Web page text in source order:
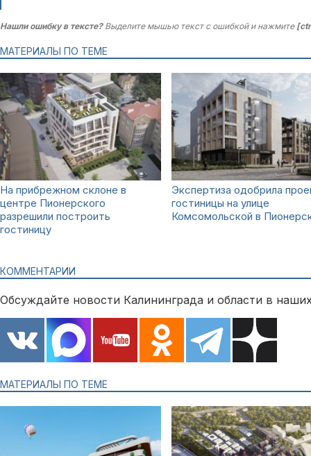
Нашли ошибку в тексте?Выделите мышью текст с ошибкой и нажмите
МАТЕРИАЛЫ ПО ТЕМЕ
На прибрежном склоне в
центре Пионерского
разрешили построить
гостиницу
Экспертиза одобрила
гостиницы на улице
Комсомольской в
КОММЕНТАРИИ
Обсуждайте новости Калининграда и области в
МАТЕРИАЛЫ ПО ТЕМЕ